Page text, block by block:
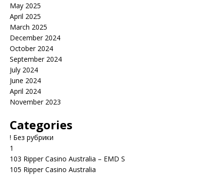
May 2025
April 2025
March 2025
December 2024
October 2024
September 2024
July 2024
June 2024
April 2024
November 2023
Categories
! Без рубрики
1
103 Ripper Casino Australia – EMD S
105 Ripper Casino Australia